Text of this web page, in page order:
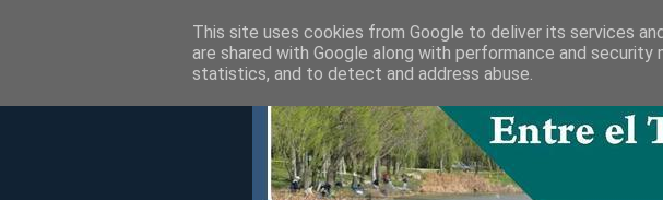
This site uses cookies from Google to deliver its services
are shared with Google along with performance and
statistics, and to detect and address abuse.